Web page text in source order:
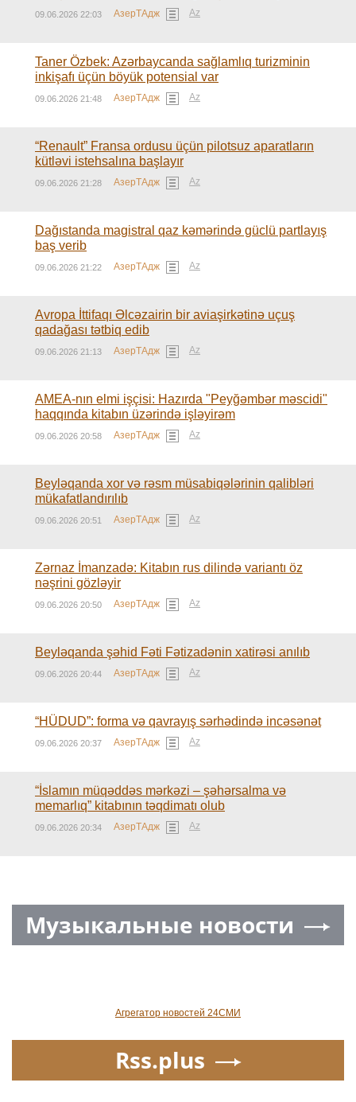
09.06.2026 22:03 АзерТАдж Az
Taner Özbek: Azərbaycanda sağlamlıq turizminin
inkişafı üçün böyük potensial var
09.06.2026 21:48 АзерТАдж Az
“Renault” Fransa ordusu üçün pilotsuz aparatların
kütləvi istehsalına başlayır
09.06.2026 21:28 АзерТАдж Az
Dağıstanda magistral qaz kəmərində güclü partlayış
baş verib
09.06.2026 21:22 АзерТАдж Az
Avropa İttifaqı Əlcəzairin bir aviaşirkətinə uçuş
qadağası tətbiq edib
09.06.2026 21:13 АзерТАдж Az
AMEA-nın elmi işçisi: Hazırda "Peyğəmbər məscidi"
haqqında kitabın üzərində işləyirəm
09.06.2026 20:58 АзерТАдж Az
Beyləqanda xor və rəsm müsabiqələrinin qalibləri
mükafatlandırılıb
09.06.2026 20:51 АзерТАдж Az
Zərnaz İmanzadə: Kitabın rus dilində variantı öz
nəşrini gözləyir
09.06.2026 20:50 АзерТАдж Az
Beyləqanda şəhid Fəti Fətizadənin xatirəsi anılıb
09.06.2026 20:44 АзерТАдж Az
“HÜDUD”: forma və qavrayış sərhədində incəsənət
09.06.2026 20:37 АзерТАдж Az
“İslamın müqəddəs mərkəzi – şəhərsalma və
memarlıq” kitabının təqdimatı olub
09.06.2026 20:34 АзерТАдж Az
Музыкальные новости
Агрегатор новостей 24СМИ
Rss.plus